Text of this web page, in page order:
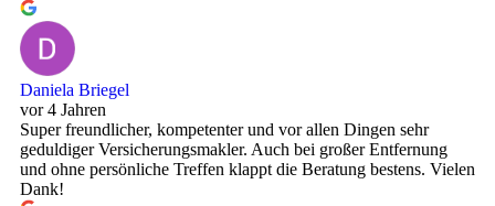
Daniela Briegel
vor 4 Jahren
Super freundlicher, kompetenter und vor allen Dingen sehr
geduldiger Versicherungsmakler. Auch bei großer Entfernung
und ohne persönliche Treffen klappt die Beratung bestens. Vielen
Dank!